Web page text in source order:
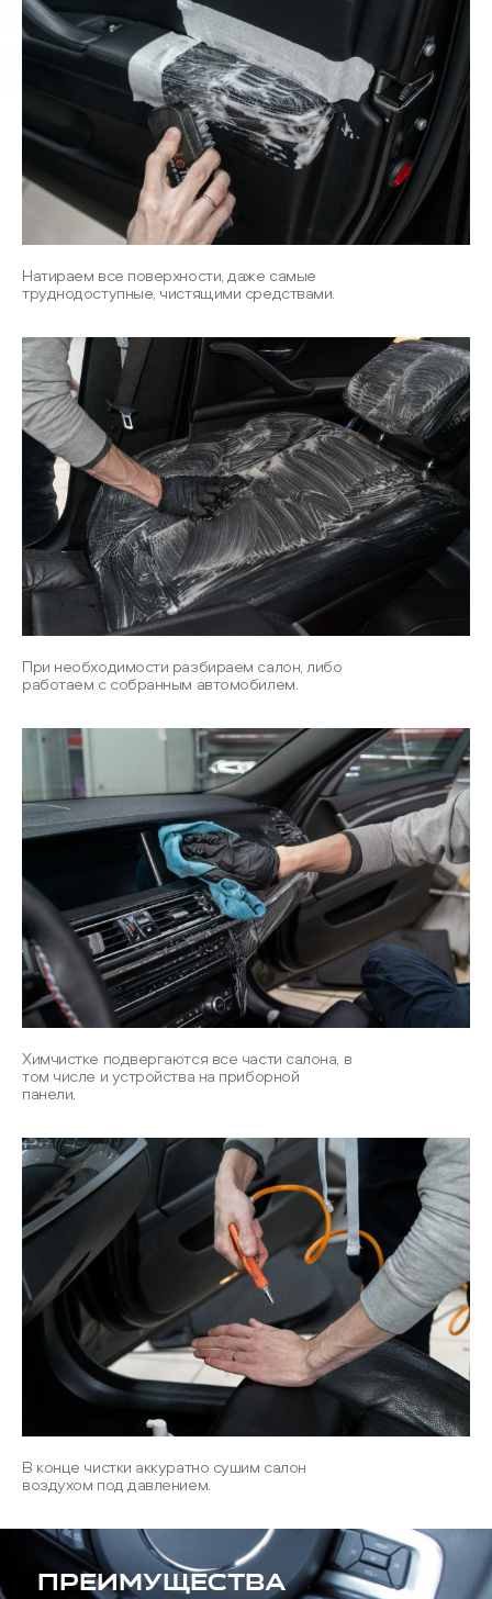
Натираем все поверхности, даже самые
труднодоступные, чистящими средствами.
При необходимости разбираем салон, либо
работаем с собранным автомобилем.
Химчистке подвергаются все части салона, в
том числе и устройства на приборной
панели.
В конце чистки аккуратно сушим салон
воздухом под давлением.
Преимущества